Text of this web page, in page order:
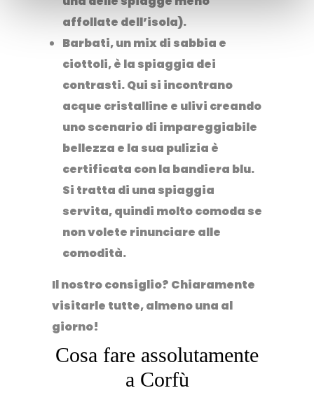
affollate dell’isola).
Barbati, un mix di sabbia e
ciottoli, è la spiaggia dei
contrasti. Qui si incontrano
acque cristalline e ulivi creando
uno scenario di impareggiabile
bellezza e la sua pulizia è
certificata con la bandiera blu.
Si tratta di una spiaggia
servita, quindi molto comoda se
non volete rinunciare alle
comodità.
Il nostro consiglio? Chiaramente
visitarle tutte, almeno una al
giorno!
Cosa fare assolutamente
a Corfù